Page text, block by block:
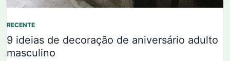
RECENTE
9 ideias de decoração de aniversário adulto
masculino